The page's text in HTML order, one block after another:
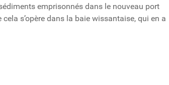
emprisonnés dans le nouveau port
s’opère dans la baie wissantaise, qui en a